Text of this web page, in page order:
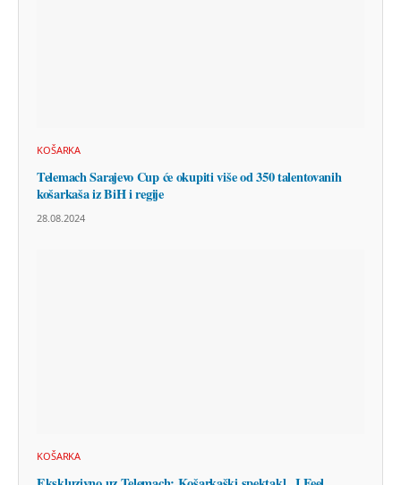
KOŠARKA
Telemach Sarajevo Cup će okupiti više od 350 talentovanih
košarkaša iz BiH i regije
28.08.2024
KOŠARKA